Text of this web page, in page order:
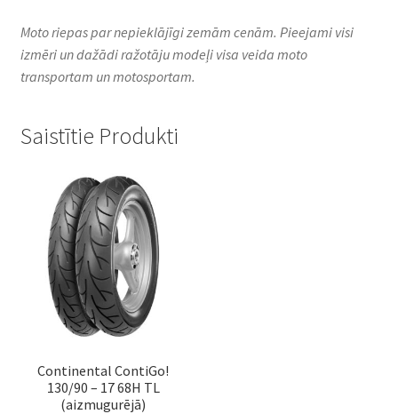
Moto riepas par nepieklājīgi zemām cenām. Pieejami visi
izmēri un dažādi ražotāju modeļi visa veida moto
transportam un motosportam.
Saistītie Produkti
Continental ContiGo!
130/90 – 17 68H TL
(aizmugurējā)